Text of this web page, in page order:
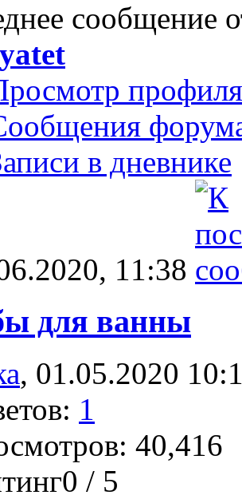
сообщение
профиля
в дневнике
11:38
для ванны
, 01.05.2020
1
40,416
/ 5